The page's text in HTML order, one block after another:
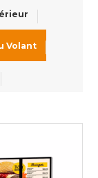
Volant